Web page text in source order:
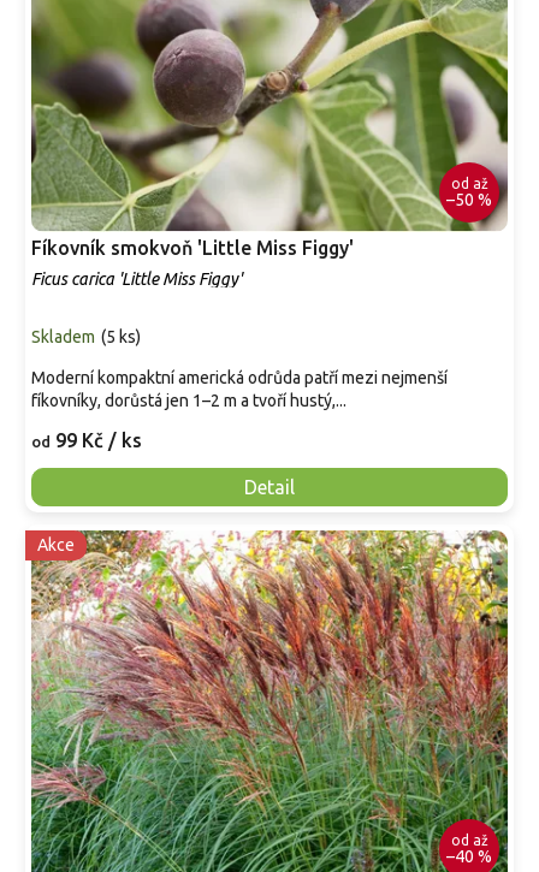
od až
–50 %
Fíkovník smokvoň 'Little Miss Figgy'
Ficus carica 'Little Miss Figgy'
Skladem (5 ks)
od 99 Kč / ks
Detail
Moderní kompaktní americká odrůda patří mezi nejmenší
fíkovníky, dorůstá jen 1–2 m a tvoří hustý,...
Akce
od až
–40 %